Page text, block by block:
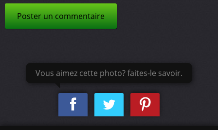
Poster un commentaire
Vous aimez cette photo? faites-le savoir.